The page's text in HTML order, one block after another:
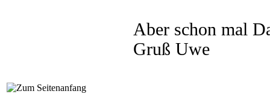
Aber schon mal
Gruß Uwe